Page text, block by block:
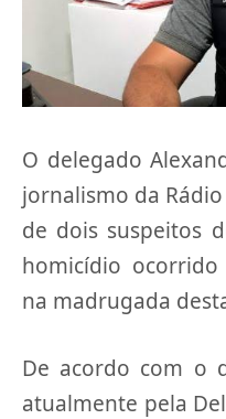
O delegado
jornalismo da
de dois suspeitos
homicídio
na madrugada
De acordo com o
atualmente pela